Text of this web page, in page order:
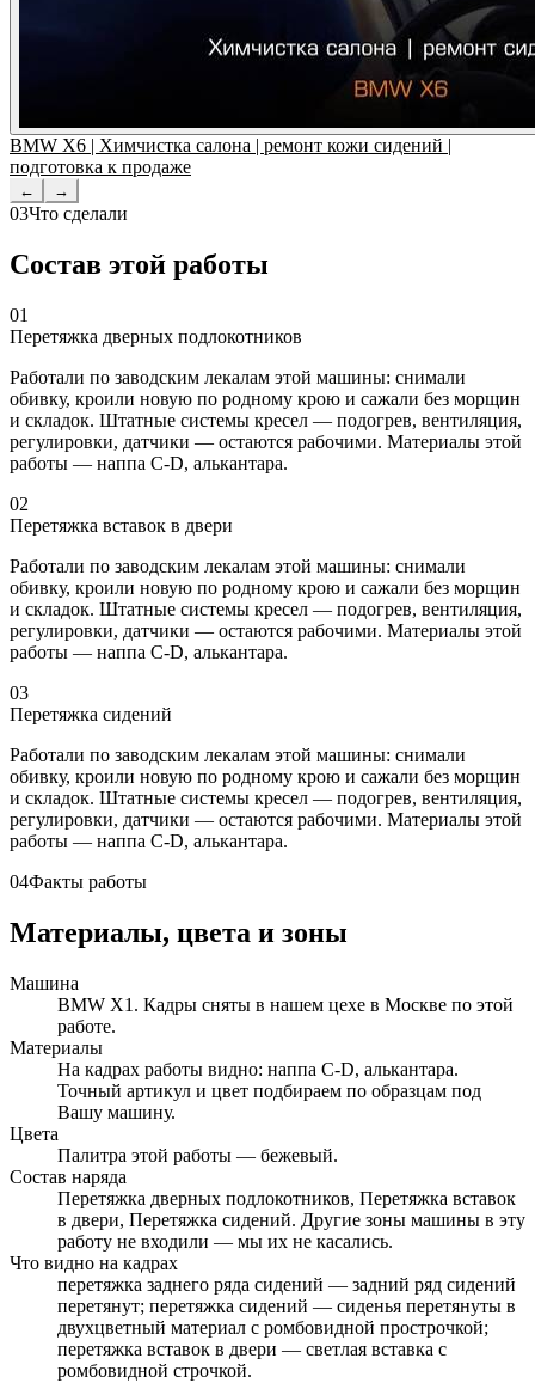
BMW X6 | Химчистка салона | ремонт кожи сидений |
подготовка к продаже
← →
03Что сделали
Состав этой работы
01
Перетяжка дверных подлокотников
Работали по заводским лекалам этой машины: снимали
обивку, кроили новую по родному крою и сажали без морщин
и складок. Штатные системы кресел — подогрев, вентиляция,
регулировки, датчики — остаются рабочими. Материалы этой
работы — наппа C-D, алькантара.
02
Перетяжка вставок в двери
Работали по заводским лекалам этой машины: снимали
обивку, кроили новую по родному крою и сажали без морщин
и складок. Штатные системы кресел — подогрев, вентиляция,
регулировки, датчики — остаются рабочими. Материалы этой
работы — наппа C-D, алькантара.
03
Перетяжка сидений
Работали по заводским лекалам этой машины: снимали
обивку, кроили новую по родному крою и сажали без морщин
и складок. Штатные системы кресел — подогрев, вентиляция,
регулировки, датчики — остаются рабочими. Материалы этой
работы — наппа C-D, алькантара.
04Факты работы
Материалы, цвета и зоны
Машина
BMW X1. Кадры сняты в нашем цехе в Москве по этой
работе.
Материалы
На кадрах работы видно: наппа C-D, алькантара.
Точный артикул и цвет подбираем по образцам под
Вашу машину.
Цвета
Палитра этой работы — бежевый.
Состав наряда
Перетяжка дверных подлокотников, Перетяжка вставок
в двери, Перетяжка сидений. Другие зоны машины в эту
работу не входили — мы их не касались.
Что видно на кадрах
перетяжка заднего ряда сидений — задний ряд сидений
перетянут; перетяжка сидений — сиденья перетянуты в
двухцветный материал с ромбовидной прострочкой;
перетяжка вставок в двери — светлая вставка с
ромбовидной строчкой.